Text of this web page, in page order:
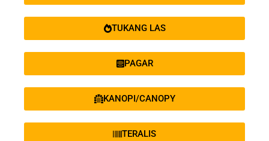
TUKANG LAS
PAGAR
KANOPI/CANOPY
TERALIS